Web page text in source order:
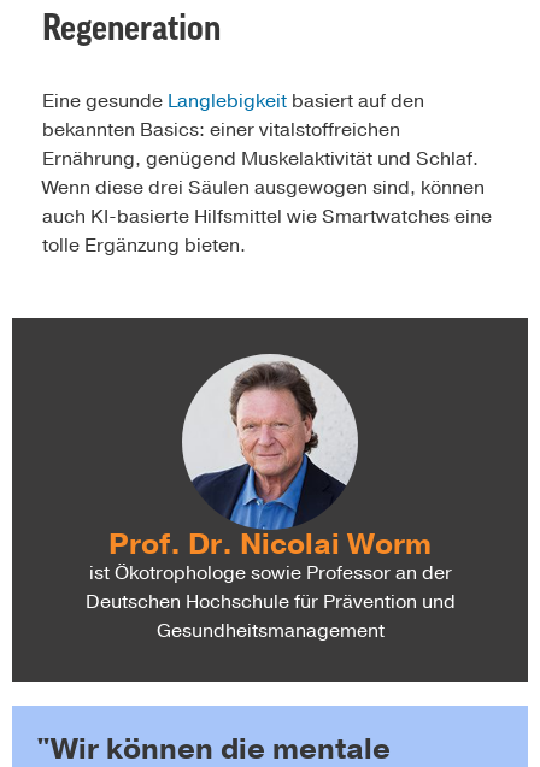
Regeneration
Eine gesunde Langlebigkeit basiert auf den
bekannten Basics: einer vitalstoffreichen
Ernährung, genügend Muskelaktivität und Schlaf.
Wenn diese drei Säulen ausgewogen sind, können
auch KI-basierte Hilfsmittel wie Smartwatches eine
tolle Ergänzung bieten.
Prof. Dr. Nicolai Worm
ist Ökotrophologe sowie Professor an der
Deutschen Hochschule für Prävention und
Gesundheitsmanagement
"Wir können die mentale